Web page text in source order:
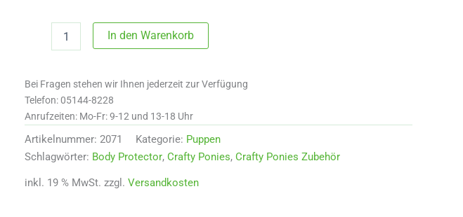
Menge
In den Warenkorb
Bei Fragen stehen wir Ihnen jederzeit zur Verfügung
Telefon: 05144-8228
Anrufzeiten: Mo-Fr: 9-12 und 13-18 Uhr
Artikelnummer: 2071 Kategorie: Puppen
Schlagwörter: Body Protector, Crafty Ponies, Crafty Ponies Zubehör
inkl. 19 % MwSt. zzgl. Versandkosten